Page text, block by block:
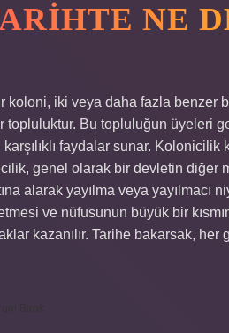
NE
koloni, iki veya daha fazla benzer
topluluktur. Bu topluluğun üyeleri
faydalar sunar.
genel olarak bir devletin diğer
alarak yayılma veya yayılmacı
ve nüfusunun büyük bir
kazanılır. Tarihe bakarsak, her